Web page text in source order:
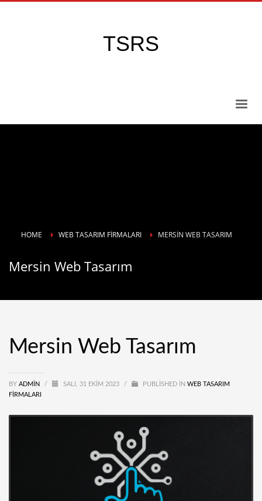
TSRS
HOME WEB TASARIM FIRMALARI MERSIN WEB TASARIM
Mersin Web Tasarım
Mersin Web Tasarım
BY ADMIN / SALI, 31 EKIM 2023 / PUBLISHED IN WEB TASARIM
FIRMALARI